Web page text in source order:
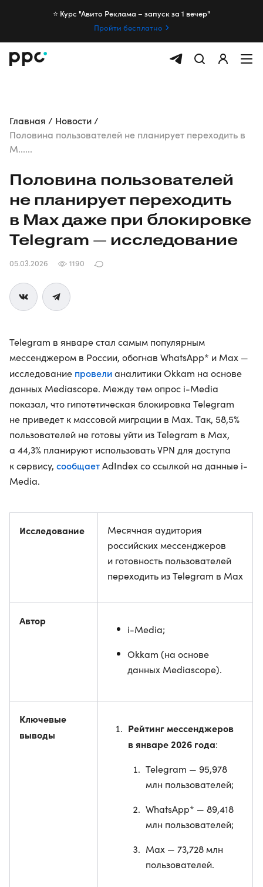
⭐️ Курс "Авито Реклама – запуск за 1 вечер"
Пройти бесплатно
Главная
Новости
Половина пользователей не планирует переходить в
M......
Половина пользователей
не планирует переходить
в Max даже при блокировке
Telegram — исследование
05.03.2026 1190
Telegram в январе стал самым популярным
мессенджером в России, обогнав WhatsApp* и Max —
исследование провелианалитики Okkam на основе
данных Mediascope. Между тем опрос i-Media
показал, что гипотетическая блокировка Telegram
не приведет к массовой миграции в Max. Так, 58,5%
пользователей не готовы уйти из Telegram в Max,
а 44,3% планируют использовать VPN для доступа
к сервису, сообщаетAdIndex со ссылкой на данные i-
Media.
Исследование
Месячная аудитория
российских мессенджеров
и готовность пользователей
переходить из Telegram в Max
Автор
i-Media;
Okkam (на основе
данных Mediascope).
Ключевые
выводы
Рейтинг мессенджеров
в январе 2026 года:
Telegram — 95,978
млн пользователей;
WhatsApp* — 89,418
млн пользователей;
Max — 73,728 млн
пользователей.